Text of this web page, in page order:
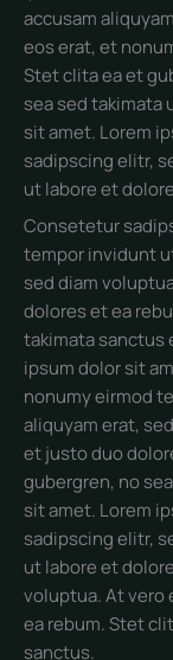
accusam
eos erat, et
Stet clita ea et
sea sed takimata
sit amet. Lorem
sadipscing elitr,
ut labore et
Consetetur
tempor invidunt
sed diam
dolores et ea
takimata sanctus
ipsum dolor sit
nonumy eirmod
aliquyam erat,
et justo duo
gubergren, no
sit amet. Lorem
sadipscing elitr,
ut labore et
voluptua. At vero
ea rebum. Stet
sanctus.